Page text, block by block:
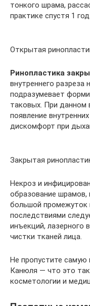
тонкого шрама,
практике спустя 1 год.
Открытая
Ринопластика
внутреннего разреза
подразумевает
таковых. При данном
появление
дискомфорт при
Закрытая
Некроз и
образование шрамов,
большой промежуток
последствиями
инъекций, лазерного
чистки тканей лица.
Не пропустите самую
Канюля — что это
косметологии и